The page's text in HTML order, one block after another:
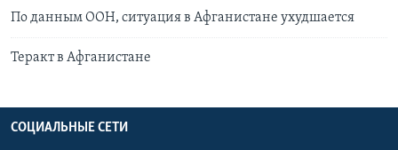
По данным ООН, ситуация в Афганистане ухудшается
Теракт в Афганистане
СОЦИАЛЬНЫЕ СЕТИ